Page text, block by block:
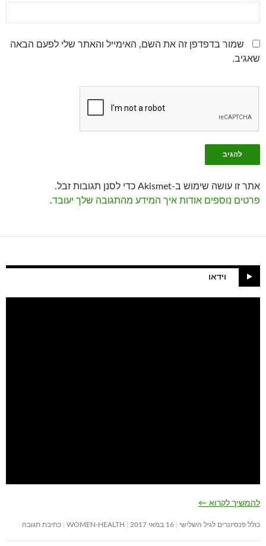
שמור בדפדפן זה את השם, האימייל והאתר שלי לפעם הבאה
שאגיב.
אתר זו עושה שימוש ב-Akismet כדי לסנן תגובות זבל.
פרטים נוספים אודות איך המידע מהתגובה שלך יעובד.
וידאו
להמשיך לקרוא ←
כולל פנסיונרים לגיל השלישי 16 במאי 2017 WOMEN-HEALTH כתיבת תגובה